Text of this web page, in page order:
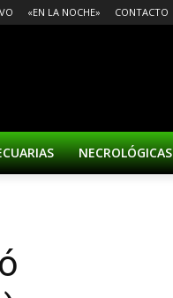
«EN LA NOCHE» CONTACTO
NECROLÓGICAS